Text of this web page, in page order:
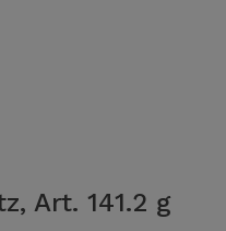
Art. 141.2 g